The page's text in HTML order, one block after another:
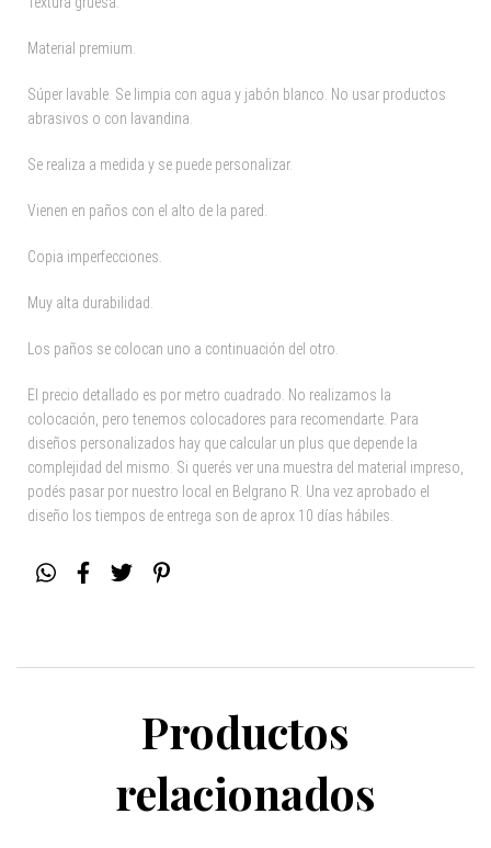
Material premium.
Súper lavable. Se limpia con agua y jabón blanco. No usar productos
abrasivos o con lavandina.
Se realiza a medida y se puede personalizar.
Vienen en paños con el alto de la pared.
Copia imperfecciones.
Muy alta durabilidad.
Los paños se colocan uno a continuación del otro.
El precio detallado es por metro cuadrado. No realizamos la
colocación, pero tenemos colocadores para recomendarte. Para
diseños personalizados hay que calcular un plus que depende la
complejidad del mismo. Si querés ver una muestra del material impreso,
podés pasar por nuestro local en Belgrano R. Una vez aprobado el
diseño los tiempos de entrega son de aprox 10 días hábiles.
Productos
relacionados